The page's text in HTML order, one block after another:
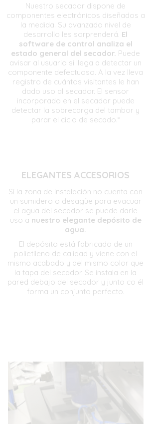
Nuestro secador dispone de
componentes electrónicos diseñados a
la medida. Su avanzado nivel de
desarrollo les sorprenderá. El
software de control analiza el
estado general del secador. Puede
avisar al usuario si llega a detectar un
componente defectuoso. A la vez lleva
registro de cuántos visitantes le han
dado uso al secador. El sensor
incorporado en el secador puede
detectar la sobrecarga del tambor y
parar el ciclo de secado.*
ELEGANTES ACCESORIOS
Si la zona de instalación no cuenta con
un sumidero o desagüe para evacuar
el agua del secador se puede darle
uso a nuestro elegante depósito de
agua.
El depósito está fabricado de un
polietileno de calidad y viene con el
mismo acabado y del mismo color que
la tapa del secador. Se instala en la
pared debajo del secador y junto co él
forma un conjunto perfecto.